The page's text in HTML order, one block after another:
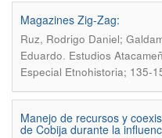
Magazines Zig-Zag:
Ruz, Rodrigo Daniel;
Eduardo. Estudios
Especial Etnohistoria; 135-
Manejo de recursos y
de Cobija durante la